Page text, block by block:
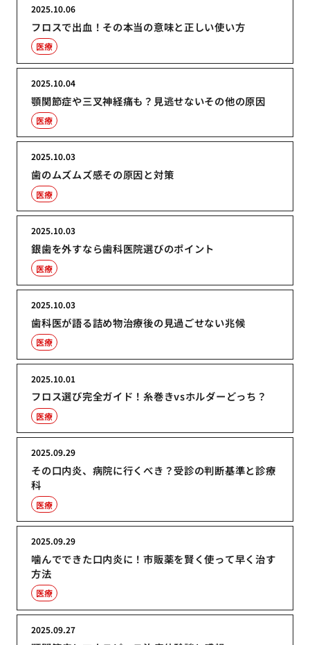
フロスで出血！その本当の意味と正しい使い方
2025.10.06
医療
顎関節症や三叉神経痛も？見逃せないその他の原因
2025.10.04
医療
歯のムズムズ感その原因と対策
2025.10.03
医療
銀歯を外すなら歯科医院選びのポイント
2025.10.03
医療
歯科医が語る詰め物治療後の見過ごせない兆候
2025.10.03
医療
フロス選び完全ガイド！糸巻きvsホルダーどっち？
2025.10.01
医療
その口内炎、病院に行くべき？受診の判断基準と診療
科
2025.09.29
医療
噛んでできた口内炎に！市販薬を賢く使って早く治す
方法
2025.09.29
医療
2025.09.27